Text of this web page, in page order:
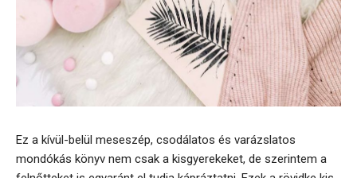
Ez a kívül-belül meseszép, csodálatos és varázslatos
mondókás könyv nem csak a kisgyerekeket, de szerintem a